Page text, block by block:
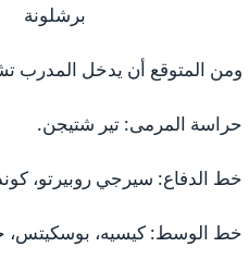
برشلونة
ومن المتوقع أن يدخل المدرب
حراسة المرمى: تير شتيجن.
خط الدفاع: سيرجي روبيرتو،
خط الوسط: كيسيه، بوسكيتس،